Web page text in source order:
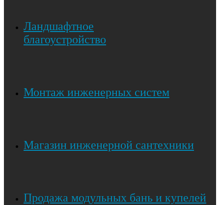
Ландшафтное
благоустройство
Монтаж инженерных систем
Магазин инженерной сантехники
Продажа модульных бань и купелей